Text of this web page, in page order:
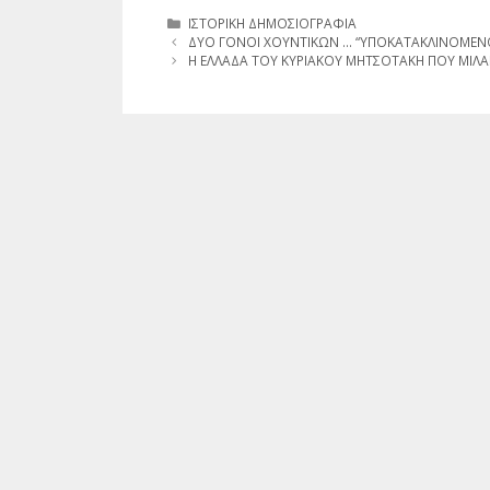
Κατηγορίες
ΙΣΤΟΡΙΚΗ ΔΗΜΟΣΙΟΓΡΑΦΙΑ
ΔΥΟ ΓΟΝΟΙ ΧΟΥΝΤΙΚΩΝ …
Η ΕΛΛΑΔΑ ΤΟΥ ΚΥΡΙΑΚΟΥ ΜΗΤΣΟΤΑΚΗ ΠΟΥ